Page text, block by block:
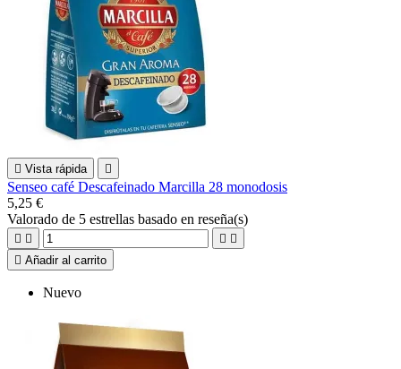
 Vista rápida 
Senseo café Descafeinado Marcilla 28 monodosis
5,25 €
Valorado de 5 estrellas basado en reseña(s)
   
 Añadir al carrito
Nuevo